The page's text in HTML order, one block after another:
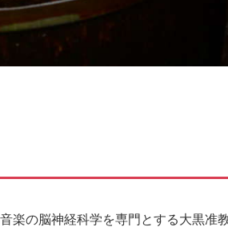
楽の脳神経科学を専門とする大黒准